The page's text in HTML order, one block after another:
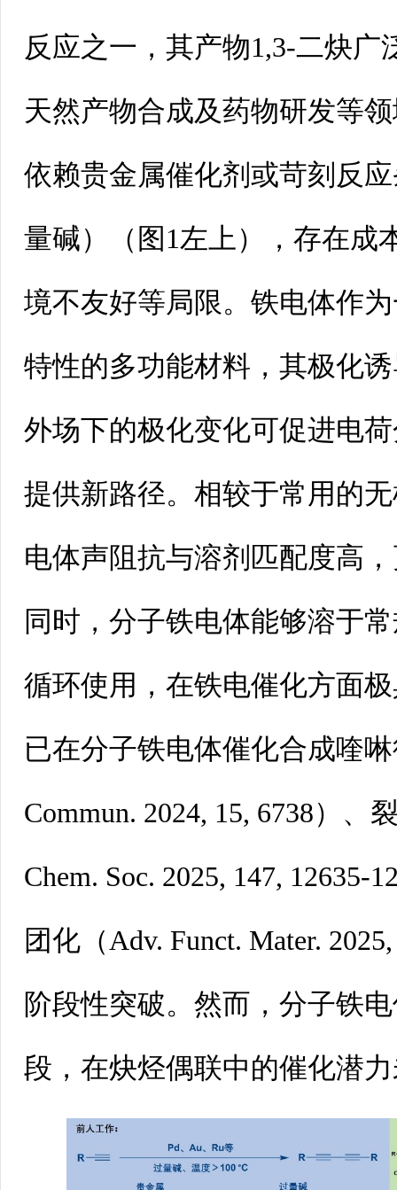
反应之一，其产物1,3-二炔广
天然产物合成及药物研发等
依赖贵金属催化剂或苛刻反
量碱）（图1左上），存在成
境不友好等局限。铁电体作
特性的多功能材料，其极化
外场下的极化变化可促进电
提供新路径。相较于常用的
电体声阻抗与溶剂匹配度高
同时，分子铁电体能够溶于
循环使用，在铁电催化方面
已在分子铁电体催化合成喹
Commun.2024, 15, 6738）、
Chem.Soc. 2025, 147, 12635-
团化（Adv.Funct. Mater.
阶段性突破。然而，分子铁
段，在炔烃偶联中的催化潜